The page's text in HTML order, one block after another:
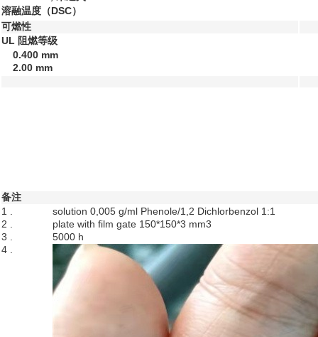
溶融温度（DSC）
可燃性
UL 阻燃等级
0.400 mm
2.00 mm
备注
1 .
solution 0,005 g/ml Phenole/1,2 Dichlorbenzol 1:1
2 .
plate with film gate 150*150*3 mm3
3 .
5000 h
4 .